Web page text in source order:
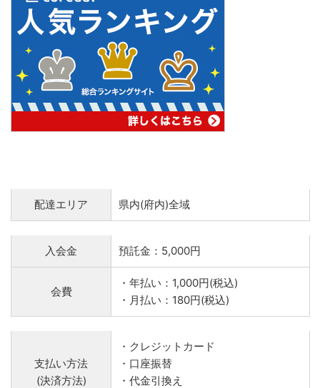
配達エリア 県内(府内)全域
入会金 預託金：5,000円
会費
・年払い：1,000円(税込)
・月払い：180円(税込)
支払い方法
(決済方法)
・クレジットカード
・口座振替
・代金引換え